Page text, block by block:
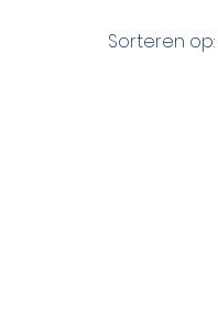
Sorteren op: